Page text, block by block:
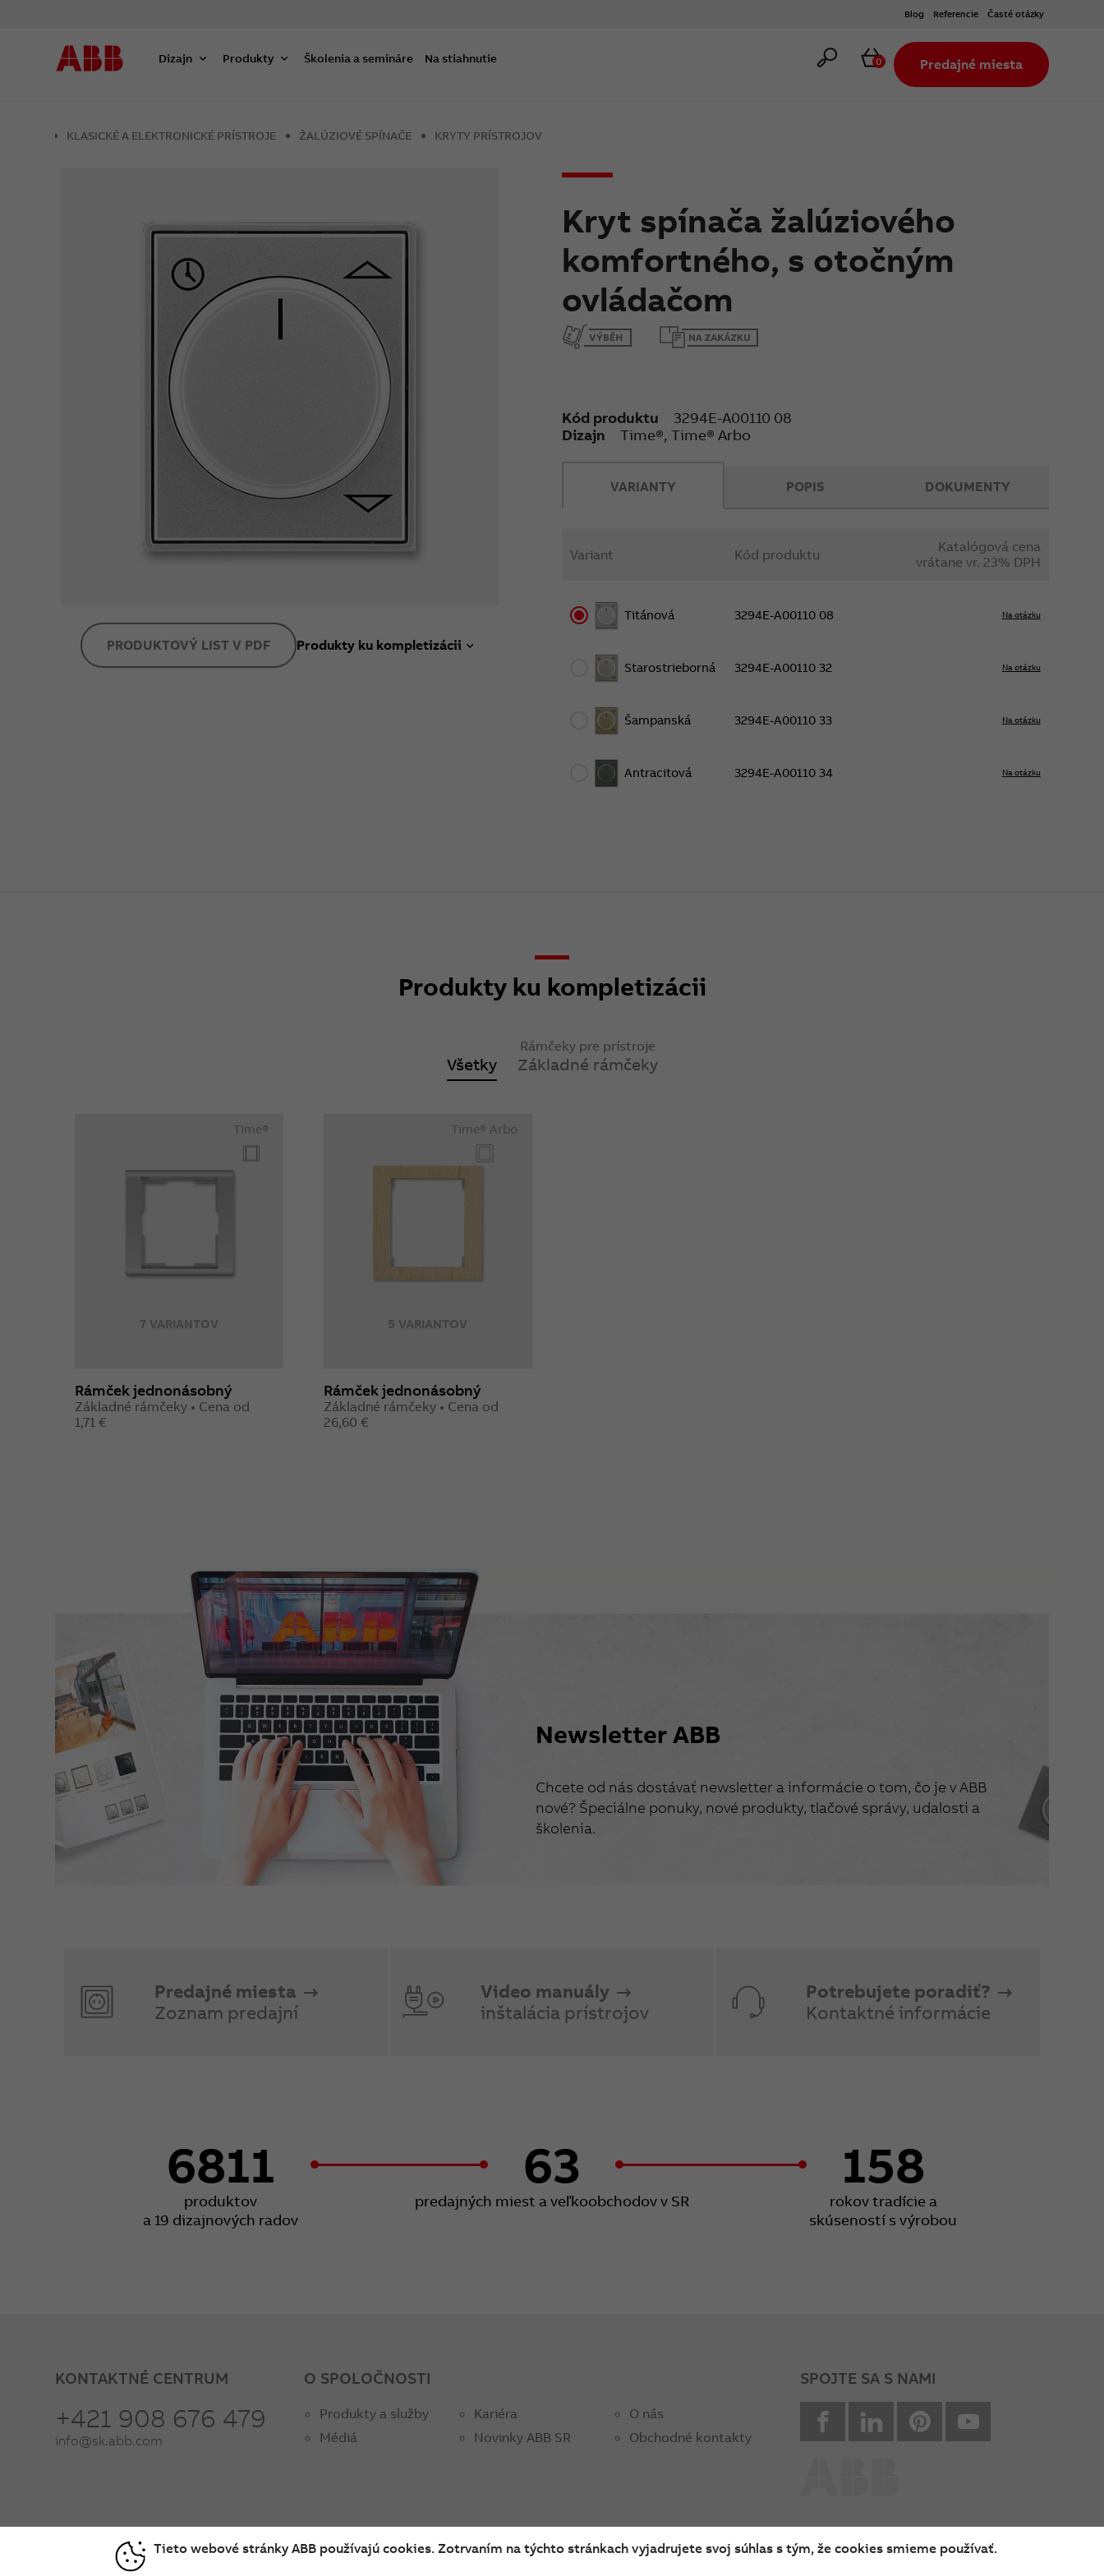
Blog Referencie Časté otázky
Dizajn Produkty Školenia a semináre Na stiahnutie Hľadať Košík
0 Predajné miesta
KLASICKÉ A ELEKTRONICKÉ PRÍSTROJE ŽALÚZIOVÉ SPÍNAČE KRYTY PRÍSTROJOV
Kryt spínača žalúziového
komfortného, s otočným
ovládačom
Kód produktu
3294E-A00110 08
Dizajn
Time®, Time® Arbo
PRODUKTOVÝ LIST V PDF Produkty ku kompletizácii
VARIANTY
Variant Kód produktu
Katalógová cena
vrátane vr. 23% DPH
Titánová 3294E-A00110 08 Na otázku
Starostrieborná 3294E-A00110 32 Na otázku
Šampanská 3294E-A00110 33 Na otázku
Antracitová 3294E-A00110 34 Na otázku
POPIS DOKUMENTY
Produkty ku kompletizácii
Všetky
Rámčeky pre prístroje
Základné rámčeky
7 VARIANTOV
Time®
Rámček jednonásobný
Základné rámčeky • Cena od
1,71 €
5 VARIANTOV
Time® Arbo
Rámček jednonásobný
Základné rámčeky • Cena od
26,60 €
Newsletter ABB
Chcete od nás dostávať newsletter a informácie o tom, čo je v ABB
nové? Špeciálne ponuky, nové produkty, tlačové správy, udalosti a
školenia.
Predajné miesta
Zoznam predajní
Video manuály
inštalácia prístrojov
Potrebujete poradiť?
Kontaktné informácie
6811
produktov
a 19 dizajnových radov
63
predajných miest a veľkoobchodov v SR
158
rokov tradície a
skúseností s výrobou
KONTAKTNÉ CENTRUM
+421 908 676 479
info@sk.abb.com
O SPOLOČNOSTI
Produkty a služby
Médiá
Kariéra
Novinky ABB SR
O nás
Obchodné kontakty
SPOJTE SA S NAMI
facebook Linkedin Pinterest
Tieto webové stránky ABB používajú cookies. Zotrvaním na týchto stránkach vyjadrujete svoj súhlas s tým, že cookies smieme používať.